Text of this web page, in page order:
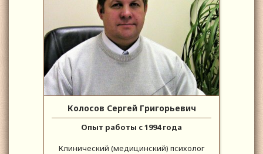
Колосов Сергей Григорьевич
Опыт работы с 1994 года
Клинический (медицинский) психолог